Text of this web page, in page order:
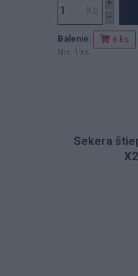
Balenie: 6 ks
Min. 1 ks
Sekera